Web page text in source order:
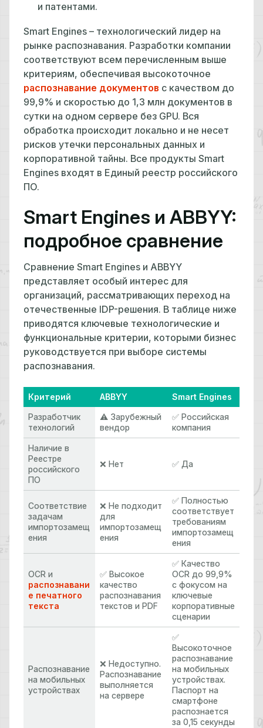
и патентами.
Smart Engines – технологический лидер на
рынке распознавания. Разработки компании
соответствуют всем перечисленным выше
критериям, обеспечивая высокоточное
распознавание документов с качеством до
99,9% и скоростью до 1,3 млн документов в
сутки на одном сервере без GPU. Вся
обработка происходит локально и не несет
рисков утечки персональных данных и
корпоративной тайны. Все продукты Smart
Engines входят в Единый реестр российского
ПО.
Smart Engines и ABBYY:
подробное сравнение
Сравнение Smart Engines и ABBYY
представляет особый интерес для
организаций, рассматривающих переход на
отечественные IDP-решения. В таблице ниже
приводятся ключевые технологические и
функциональные критерии, которыми бизнес
руководствуется при выборе системы
распознавания.
Критерий ABBYY
Smart Engines
Разработчик
технологий
⚠️ Зарубежный
вендор
✅ Российская
компания
Наличие в
Реестре
российского
ПО
❌ Нет ✅ Да
Соответствие
задачам
импортозамещ
ения
❌ Не подходит
для
импортозамещ
ения
✅ Полностью
соответствует
требованиям
импортозамещ
ения
OCR и
распознавани
е печатного
текста
✅ Высокое
качество
распознавания
текстов и PDF
✅ Качество
OCR до 99,9%
с фокусом на
ключевые
корпоративные
сценарии
Распознавание
на мобильных
устройствах
❌ Недоступно.
Распознавание
выполняется
на сервере
✅
Высокоточное
распознавание
на мобильных
устройствах.
Паспорт на
смартфоне
распознается
за 0,15 секунды